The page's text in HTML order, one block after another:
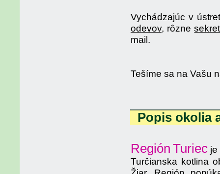
Vychádzajúc v
odevov, rôzne
mail.
Tešíme sa na Vašu
Popis okolia
Región Turiec je
Turčianska kotlina